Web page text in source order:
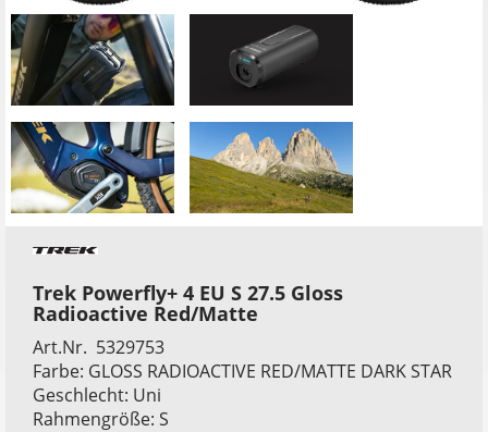
Trek Powerfly+ 4 EU S 27.5 Gloss
Radioactive Red/Matte
Art.Nr. 5329753
Farbe: GLOSS RADIOACTIVE RED/MATTE DARK STAR
Geschlecht: Uni
Rahmengröße: S